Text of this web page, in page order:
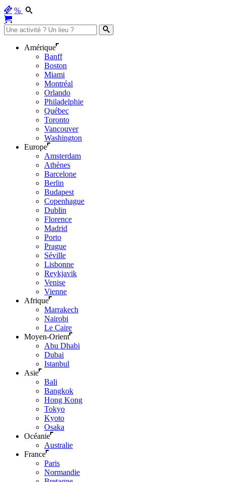
%
Amérique
Banff
Boston
Miami
Montréal
Orlando
Philadelphie
Québec
Toronto
Vancouver
Washington
Europe
Amsterdam
Athènes
Barcelone
Berlin
Budapest
Copenhague
Dublin
Florence
Madrid
Porto
Prague
Séville
Lisbonne
Reykjavik
Venise
Vienne
Afrique
Marrakech
Nairobi
Le Caire
Moyen-Orient
Abu Dhabi
Dubai
Istanbul
Asie
Bali
Bangkok
Hong Kong
Tokyo
Kyoto
Osaka
Océanie
Australie
France
Paris
Normandie